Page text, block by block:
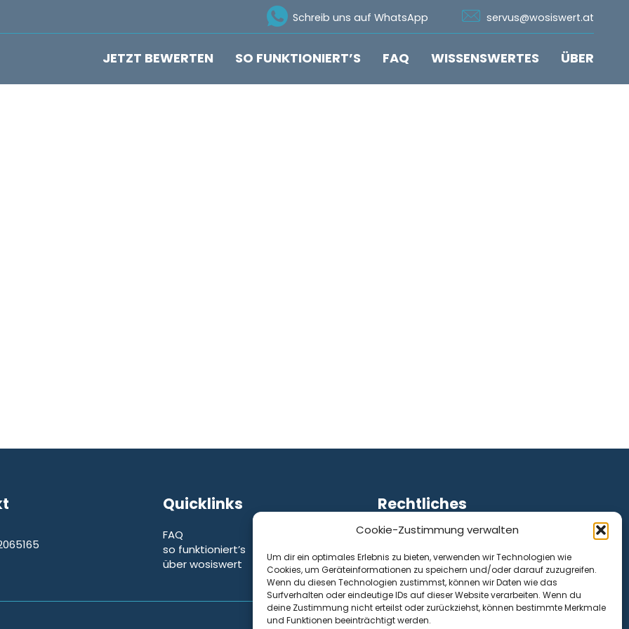
Cookie-Zustimmung verwalten
Um dir ein optimales Erlebnis zu bieten, verwenden wir Technologien wie
Cookies, um Geräteinformationen zu speichern und/oder darauf zuzugreifen.
Wenn du diesen Technologien zustimmst, können wir Daten wie das
Surfverhalten oder eindeutige IDs auf dieser Website verarbeiten. Wenn du
deine Zustimmung nicht erteilst oder zurückziehst, können bestimmte Merkmale
und Funktionen beeinträchtigt werden.
Schreib uns auf WhatsApp
servus@wosiswert.at
JETZT BEWERTEN SO FUNKTIONIERT’S FAQ WISSENSWERTES ÜBER
Quicklinks
FAQ
so funktioniert’s
über wosiswert
Rechtliches
Impressum
Cookie-Richtlinie (EU)